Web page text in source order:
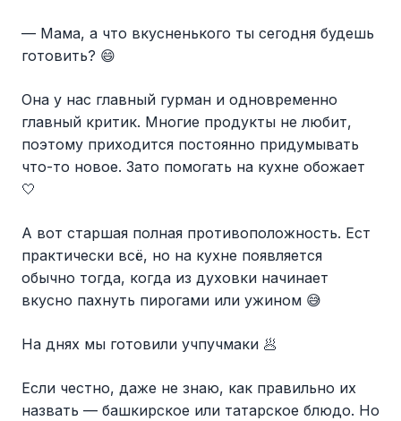
— Мама, а что вкусненького ты сегодня будешь
готовить? 😄
Она у нас главный гурман и одновременно
главный критик. Многие продукты не любит,
поэтому приходится постоянно придумывать
что-то новое. Зато помогать на кухне обожает
🤍
А вот старшая полная противоположность. Ест
практически всё, но на кухне появляется
обычно тогда, когда из духовки начинает
вкусно пахнуть пирогами или ужином 😅
На днях мы готовили учпучмаки 🥟
Если честно, даже не знаю, как правильно их
назвать — башкирское или татарское блюдо. Но